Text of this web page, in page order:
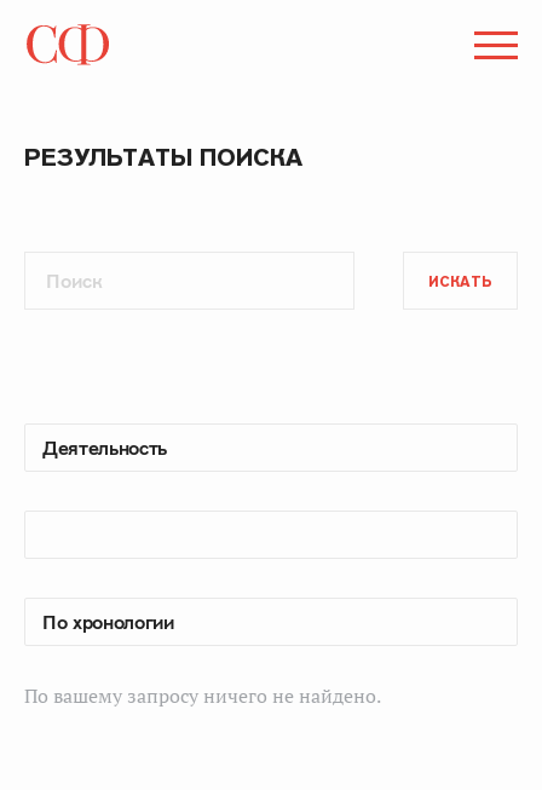
РЕЗУЛЬТАТЫ ПОИСКА
ИСКАТЬ
По вашему запросу ничего не найдено.